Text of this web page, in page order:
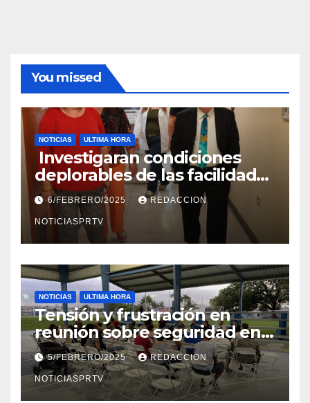
You missed
NOTICIAS ULTIMA HORA
Investigaran condiciones
deplorables de las facilidades
el Departamento de la Salud
en Mayagüez
6/FEBRERO/2025 REDACCION
NOTICIASPRTV
NOTICIAS ULTIMA HORA
Tensión y frustración en
reunión sobre seguridad en
Reparto Metropolitano
5/FEBRERO/2025 REDACCION
NOTICIASPRTV